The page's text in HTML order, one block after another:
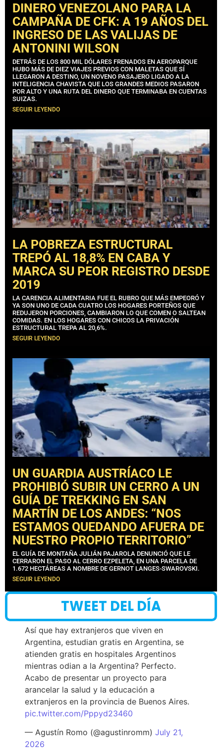
DINERO VENEZOLANO PARA LA
CAMPAÑA DE CFK: A 19 AÑOS DEL
INGRESO DE LAS VALIJAS DE
ANTONINI WILSON
DETRÁS DE LOS 800 MIL DÓLARES FRENADOS EN AEROPARQUE
HUBO MÁS DE DIEZ VIAJES PREVIOS CON MALETAS QUE SÍ
LLEGARON A DESTINO, UN NOVENO PASAJERO LIGADO A LA
INTELIGENCIA CHAVISTA QUE LOS GRANDES MEDIOS PASARON
POR ALTO Y UNA RUTA DEL DINERO QUE TERMINABA EN CUENTAS
SUIZAS.
SEGUIR LEYENDO
LA POBREZA ESTRUCTURAL
TREPÓ AL 18,8% EN CABA Y
MARCA SU PEOR REGISTRO DESDE
2019
LA CARENCIA ALIMENTARIA FUE EL RUBRO QUE MÁS EMPEORÓ Y
YA SON UNO DE CADA CUATRO LOS HOGARES PORTEÑOS QUE
REDUJERON PORCIONES, CAMBIARON LO QUE COMEN O SALTEAN
COMIDAS. EN LOS HOGARES CON CHICOS LA PRIVACIÓN
ESTRUCTURAL TREPA AL 20,6%.
SEGUIR LEYENDO
UN GUARDIA AUSTRÍACO LE
PROHIBIÓ SUBIR UN CERRO A UN
GUÍA DE TREKKING EN SAN
MARTÍN DE LOS ANDES: “NOS
ESTAMOS QUEDANDO AFUERA DE
NUESTRO PROPIO TERRITORIO”
EL GUÍA DE MONTAÑA JULIÁN PAJAROLA DENUNCIÓ QUE LE
CERRARON EL PASO AL CERRO EZPELETA, EN UNA PARCELA DE
1.672 HECTÁREAS A NOMBRE DE GERNOT LANGES-SWAROVSKI.
SEGUIR LEYENDO
TWEET DEL DÍA
Así que hay extranjeros que viven en
Argentina, estudian gratis en Argentina, se
atienden gratis en hospitales Argentinos
mientras odian a la Argentina? Perfecto.
Acabo de presentar un proyecto para
arancelar la salud y la educación a
extranjeros en la provincia de Buenos Aires.
pic.twitter.com/Pppyd23460
— Agustín Romo (@agustinromm) July 21,
2026